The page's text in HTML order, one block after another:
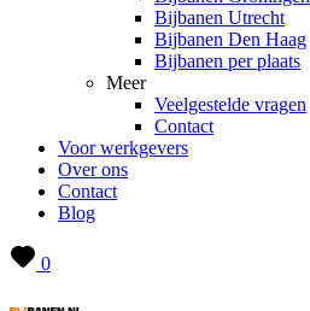
Bijbanen Utrecht
Bijbanen Den Haag
Bijbanen per plaats
Meer
Veelgestelde vragen
Contact
Voor werkgevers
Over ons
Contact
Blog
0